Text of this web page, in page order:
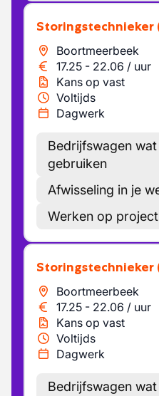
Storingstechnieker
Boortmeerbeek
17.25 - 22.06 / uur
Kans op vast
Voltijds
Dagwerk
Bedrijfswagen
gebruiken
Afwisseling in je
Werken op
Storingstechnieker
Boortmeerbeek
17.25 - 22.06 / uur
Kans op vast
Voltijds
Dagwerk
Bedrijfswagen